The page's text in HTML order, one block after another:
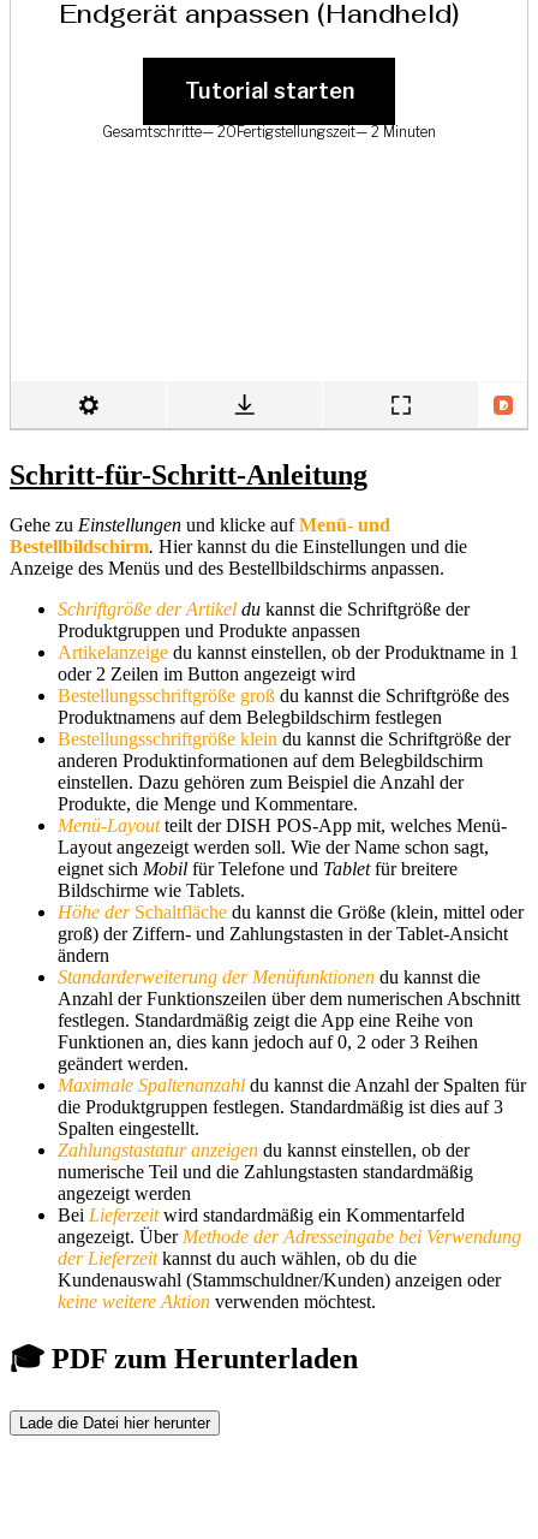
Schritt-für-Schritt-Anleitung
Gehe zu Einstellungen und klicke aufMenü- und
Bestellbildschirm. Hier kannst du die Einstellungen und die
Anzeige des Menüs und des Bestellbildschirms anpassen.
Schriftgröße der Artikel du kannst die Schriftgröße der
Produktgruppen und Produkte anpassen
Artikelanzeige du kannst einstellen, ob der Produktname in 1
oder 2 Zeilen im Button angezeigt wird
Bestellungsschriftgröße groß du kannst die Schriftgröße des
Produktnamens auf dem Belegbildschirm festlegen
Bestellungsschriftgröße klein du kannst die Schriftgröße der
anderen Produktinformationen auf dem Belegbildschirm
einstellen. Dazu gehören zum Beispiel die Anzahl der
Produkte, die Menge und Kommentare.
Menü-Layoutteilt der DISH POS-App mit, welches Menü-
Layout angezeigt werden soll. Wie der Name schon sagt,
eignet sich Mobil für Telefone und Tabletfür breitere
Bildschirme wie Tablets.
Höhe der Schaltfläche du kannst die Größe (klein, mittel oder
groß) der Ziffern- und Zahlungstasten in der Tablet-Ansicht
ändern
Standarderweiterung der Menüfunktionen du kannst die
Anzahl der Funktionszeilen über dem numerischen Abschnitt
festlegen. Standardmäßig zeigt die App eine Reihe von
Funktionen an, dies kann jedoch auf 0, 2 oder 3 Reihen
geändert werden.
Maximale Spaltenanzahl du kannst die Anzahl der Spalten für
die Produktgruppen festlegen. Standardmäßig ist dies auf 3
Spalten eingestellt.
Zahlungstastatur anzeigen du kannst einstellen, ob der
numerische Teil und die Zahlungstasten standardmäßig
angezeigt werden
Bei Lieferzeitwird standardmäßig ein Kommentarfeld
angezeigt. ÜberMethode der Adresseingabe bei Verwendung
der Lieferzeitkannst du auch wählen, ob du die
Kundenauswahl (Stammschuldner/Kunden) anzeigen oder
keine weitere Aktion verwenden möchtest.
🎓 PDF zum Herunterladen
Lade die Datei hier herunter